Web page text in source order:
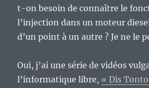
t-on besoin de connaître le
l’injection dans un moteur
d’un point à un autre ? Je ne le
Oui, j’ai une série de vidéos
l’informatique libre, « Dis